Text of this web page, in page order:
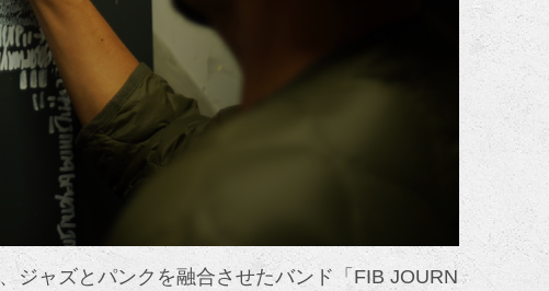
ジャズとパンクを融合させたバンド「FIB JOURN